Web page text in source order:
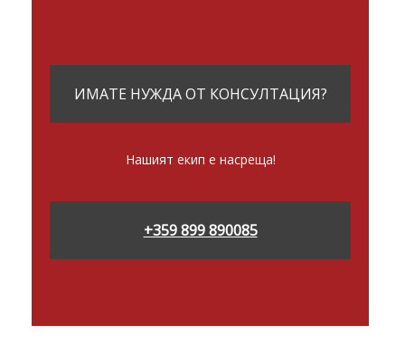
ИМАТЕ НУЖДА ОТ КОНСУЛТАЦИЯ?
Нашият екип е насреща!
+359 899 890085